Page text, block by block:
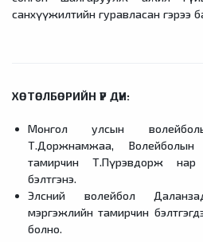
санхүүжилтийн гуравласан гэрээ
ХӨТӨЛБӨРИЙН ҮР ДҮН:
Монгол улсын
Т.Доржнамжаа,
тамирчин Т.Пүрэвдорж
бэлтгэнэ.
Элсний волейбол
мэргэжлийн тамирчин
болно.